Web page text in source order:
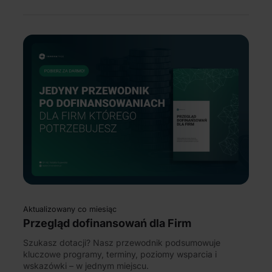
Aktualizowany co miesiąc
Przegląd dofinansowań dla Firm
Szukasz dotacji? Nasz przewodnik podsumowuje
kluczowe programy, terminy, poziomy wsparcia i
wskazówki – w jednym miejscu.